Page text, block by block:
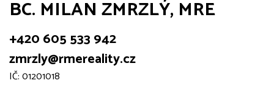
BC. MILAN ZMRZLÝ, MRE
+420 605 533 942
zmrzly@rmereality.cz
IČ: 01201018